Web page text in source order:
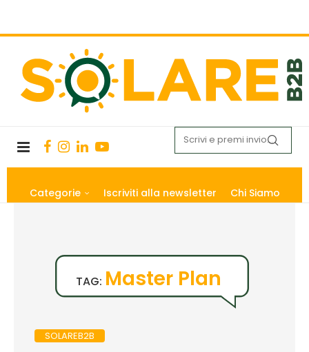
Categorie Iscriviti alla newsletter Chi Siamo
TAG: Master Plan
SOLAREB2B